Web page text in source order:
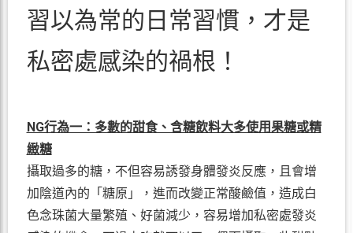
習以為常的日常習慣，才是
私密處感染的禍根！
NG行為一：多數的甜食、含糖飲料大多使用果糖或精
緻糖
攝取過多的糖，不但容易誘發身體發炎反應，且會增
加陰道內的「糖原」，進而改變正常酸鹼值，造成白
色念珠菌大量繁殖、好菌減少，容易增加私密處發炎